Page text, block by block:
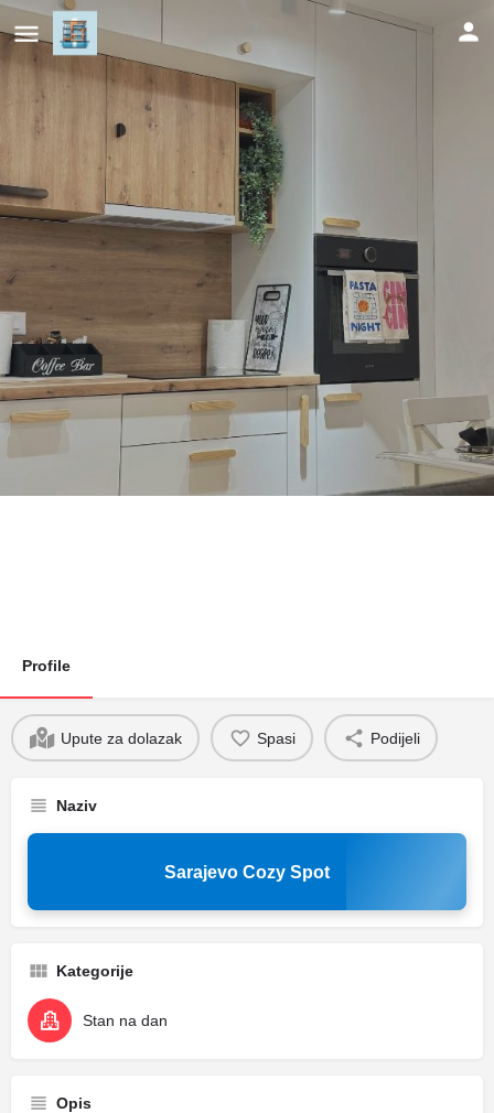
Sarajevo Cozy Spot
Cijena (po danu)
374
Profile
Upute za dolazak Spasi Podijeli
Naziv
Sarajevo Cozy Spot
Kategorije
Stan na dan
Opis